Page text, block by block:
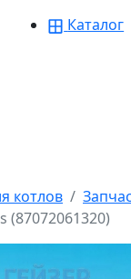
Каталог
котлов
(87072061320)